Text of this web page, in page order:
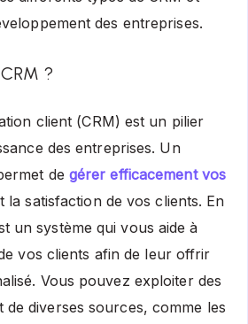
des entreprises.
?
client (CRM) est un pilier
des entreprises. Un
de gérer efficacement vos
la satisfaction de vos clients. En
un système qui vous aide à
vos clients afin de leur offrir
Vous pouvez exploiter des
diverses sources, comme les